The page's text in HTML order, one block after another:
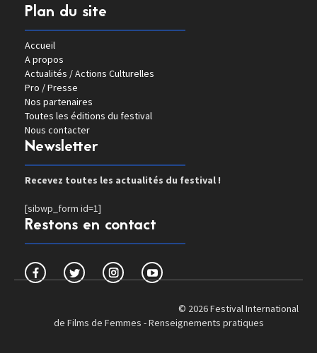
Plan du site
Accueil
A propos
Actualités / Actions Culturelles
Pro / Presse
Nos partenaires
Toutes les éditions du festival
Nous contacter
Newsletter
Recevez toutes les actualités du festival !
[sibwp_form id=1]
Restons en contact
© 2026 Festival International
de Films de Femmes -Renseignements pratiques